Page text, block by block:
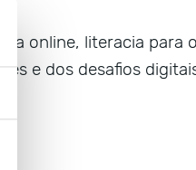
online, literacia para
e dos desafios